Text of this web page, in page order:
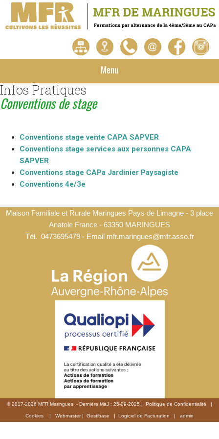
Menu
Infos Pratiques
Conventions de stage
Conventions stage vente CAPA SAPVER
Conventions stage services aux personnes CAPA
SAPVER
Conventions stage CAPa Jardinier Paysagiste
Conventions 4e/3e
Maison Familiale et Rurale Maringues Pays de Limagne - 3 place
Anatole France - 63350 MARINGUES
Tél. 0473695479 - Email mfr.maringues@mfr.asso.fr
© 2017-2026 MFR Maringues - Dernière MàJ : 25-09-2025 | Politique de Confidentialité |
Cookies | Webmaster | Gestibase | Logiciel de Facturation | admin